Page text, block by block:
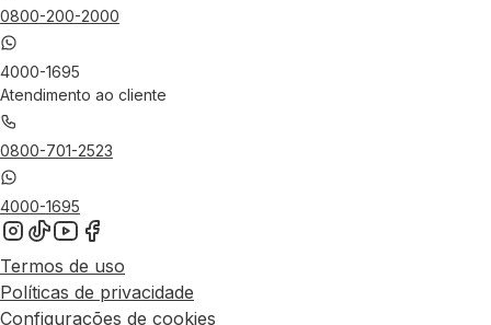
0800-200-2000
4000-1695
Atendimento ao cliente
0800-701-2523
4000-1695
Termos de uso
Políticas de privacidade
Configurações de cookies